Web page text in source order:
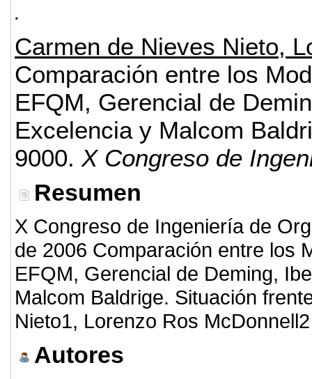
.
Carmen de Nieves Nieto,
Comparación entre los
EFQM, Gerencial de
Excelencia y Malcom
9000. X Congreso de
Resumen
X Congreso de Ingeniería de
de 2006 Comparación entre los
EFQM, Gerencial de Deming,
Malcom Baldrige. Situación
Nieto1, Lorenzo Ros McDonnell2
Autores